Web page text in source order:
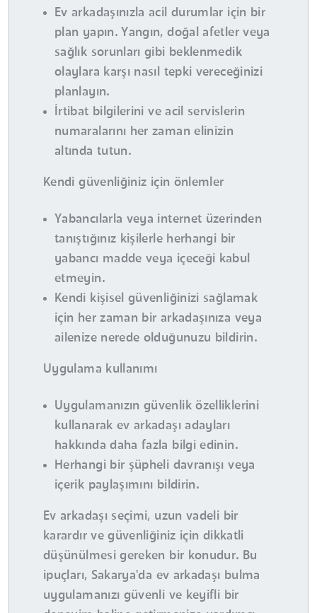
Ev arkadaşınızla acil durumlar için bir
plan yapın. Yangın, doğal afetler veya
sağlık sorunları gibi beklenmedik
olaylara karşı nasıl tepki vereceğinizi
planlayın.
İrtibat bilgilerini ve acil servislerin
numaralarını her zaman elinizin
altında tutun.
Kendi güvenliğiniz için önlemler
Yabancılarla veya internet üzerinden
tanıştığınız kişilerle herhangi bir
yabancı madde veya içeceği kabul
etmeyin.
Kendi kişisel güvenliğinizi sağlamak
için her zaman bir arkadaşınıza veya
ailenize nerede olduğunuzu bildirin.
Uygulama kullanımı
Uygulamanızın güvenlik özelliklerini
kullanarak ev arkadaşı adayları
hakkında daha fazla bilgi edinin.
Herhangi bir şüpheli davranışı veya
içerik paylaşımını bildirin.
Ev arkadaşı seçimi, uzun vadeli bir
karardır ve güvenliğiniz için dikkatli
düşünülmesi gereken bir konudur. Bu
ipuçları, Sakarya'da ev arkadaşı bulma
uygulamanızı güvenli ve keyifli bir